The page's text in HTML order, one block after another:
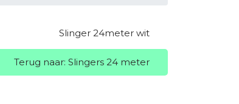
Slinger 24meter wit
Terug naar: Slingers 24 meter